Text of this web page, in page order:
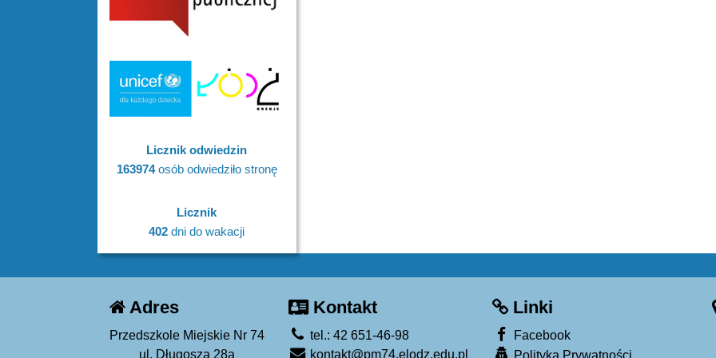
Licznik odwiedzin
163974osób odwiedziło stronę
Licznik
402 dni do wakacji
Adres
Przedszkole Miejskie Nr 74
ul. Długosza 28a
Kontakt
tel.: 42 651-46-98
kontakt@pm74.elodz.edu.pl
Linki
Facebook
Polityka Prywatności